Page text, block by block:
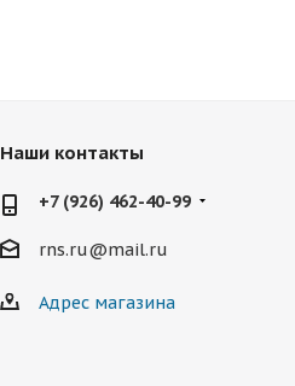
Наши контакты
+7 (926) 462-40-99
rns.ru@mail.ru
Адрес магазина